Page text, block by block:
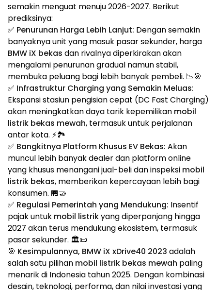
semakin menguat menuju 2026-2027. Berikut
prediksinya:
✅ Penurunan Harga Lebih Lanjut: Dengan semakin
banyaknya unit yang masuk pasar sekunder, harga
BMW iX bekas dan rivalnya diperkirakan akan
mengalami penurunan gradual namun stabil,
membuka peluang bagi lebih banyak pembeli. 📉🎯
✅ Infrastruktur Charging yang Semakin Meluas:
Ekspansi stasiun pengisian cepat (DC Fast Charging)
akan meningkatkan daya tarik kepemilikan mobil
listrik bekas mewah, termasuk untuk perjalanan
antar kota. ⚡🏞️
✅ Bangkitnya Platform Khusus EV Bekas: Akan
muncul lebih banyak dealer dan platform online
yang khusus menangani jual-beli dan inspeksi mobil
listrik bekas, memberikan kepercayaan lebih bagi
konsumen. 🏪🤝
✅ Regulasi Pemerintah yang Mendukung: Insentif
pajak untuk mobil listrikyang diperpanjang hingga
2027 akan terus mendukung ekosistem, termasuk
pasar sekunder. 🏛️📜
🎯 Kesimpulannya, BMW iX xDrive40 2023 adalah
salah satu pilihan mobil listrik bekas mewah paling
menarik di Indonesia tahun 2025. Dengan kombinasi
desain, teknologi, performa, dan nilai investasi yang